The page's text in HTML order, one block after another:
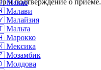
Макао
Малави
Малайзия
Мальта
Марокко
Мексика
Мозамбик
Молдова